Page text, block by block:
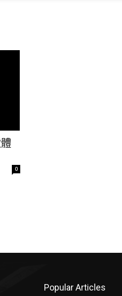
0
Popular Articles